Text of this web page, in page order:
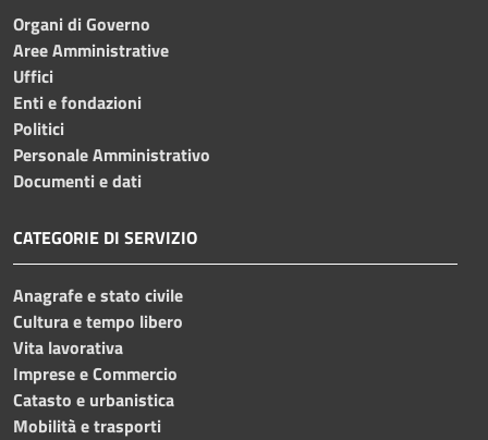
Organi di Governo
Aree Amministrative
Uffici
Enti e fondazioni
Politici
Personale Amministrativo
Documenti e dati
CATEGORIE DI SERVIZIO
Anagrafe e stato civile
Cultura e tempo libero
Vita lavorativa
Imprese e Commercio
Catasto e urbanistica
Mobilità e trasporti